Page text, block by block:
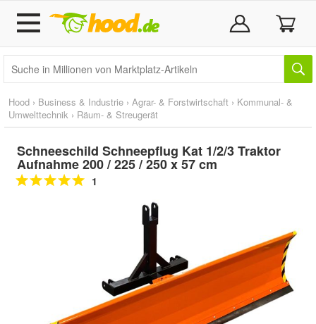
Hood › Business & Industrie › Agrar- & Forstwirtschaft › Kommunal- &
Umwelttechnik › Räum- & Streugerät
Schneeschild Schneepflug Kat 1/2/3 Traktor
Aufnahme 200 / 225 / 250 x 57 cm
1